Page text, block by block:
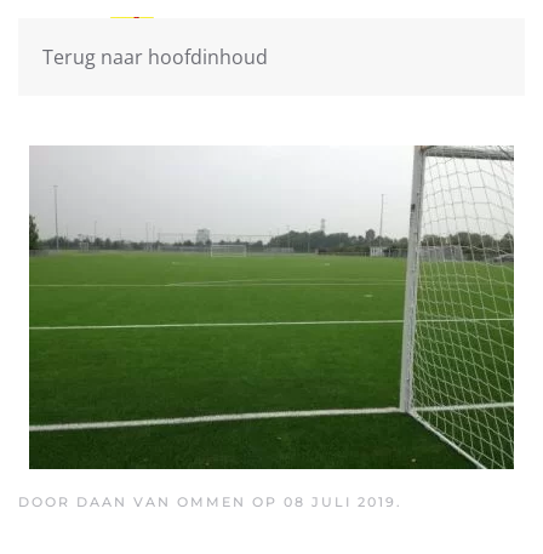
Terug naar hoofdinhoud
DOOR DAAN VAN OMMEN OP 08 JULI 2019 .